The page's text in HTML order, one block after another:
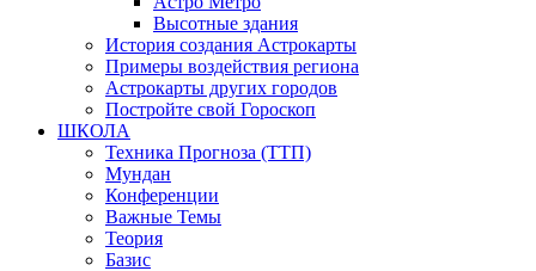
Высотные здания
История создания Астрокарты
Примеры воздействия региона
Астрокарты других городов
Постройте свой Гороскоп
ШКОЛА
Техника Прогноза (ТТП)
Мундан
Конференции
Важные Темы
Теория
Базис